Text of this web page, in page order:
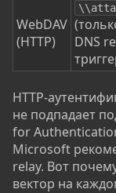
WebDAV
(HTTP)
DNS
HTTP-
не подпадает
for
Microsoft
relay. Вот
вектор на